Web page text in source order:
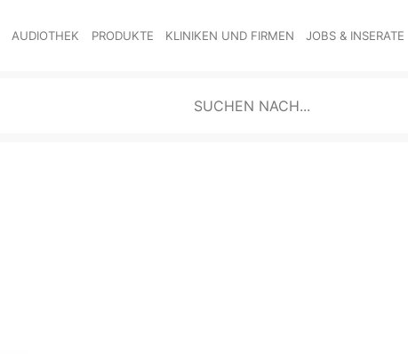
AUDIOTHEK PRODUKTE KLINIKEN UND FIRMEN JOBS & INSERATE